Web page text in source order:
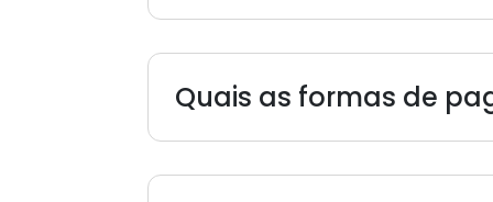
Quais as formas de